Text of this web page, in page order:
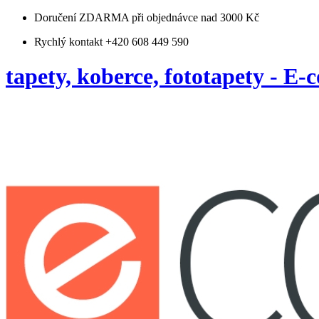
Doručení ZDARMA při objednávce nad 3000 Kč
Rychlý kontakt +420 608 449 590
tapety, koberce, fototapety - E-